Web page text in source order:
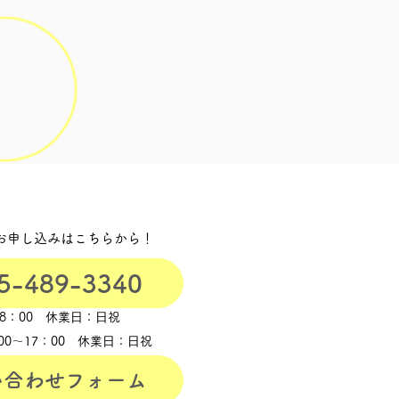
申し込みはこちらから！
489-3340
：00 休業⽇：⽇祝
〜17：00 休業⽇：⽇祝
わせフォーム